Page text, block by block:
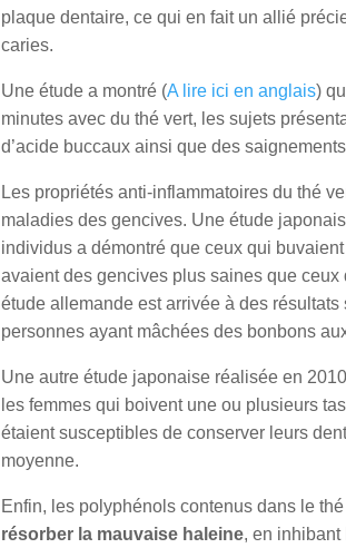
plaque dentaire, ce qui en fait un allié
caries.
Une étude a montré (A lire ici en anglais)
minutes avec du thé vert, les sujets
d’acide buccaux ainsi que des
Les propriétés anti-inflammatoires du thé
maladies des gencives. Une étude
individus a démontré que ceux qui
avaient des gencives plus saines que ceux
étude allemande est arrivée à des
personnes ayant mâchées des bonbons
Une autre étude japonaise réalisée en
les femmes qui boivent une ou plusieurs
étaient susceptibles de conserver leurs
moyenne.
Enfin, les polyphénols contenus dans le
résorber la mauvaise haleine, en